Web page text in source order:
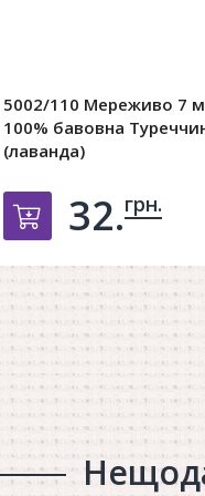
5002/110 Мереживо 7
100% бавовна
(лаванда)
Добавить в
32.грн.